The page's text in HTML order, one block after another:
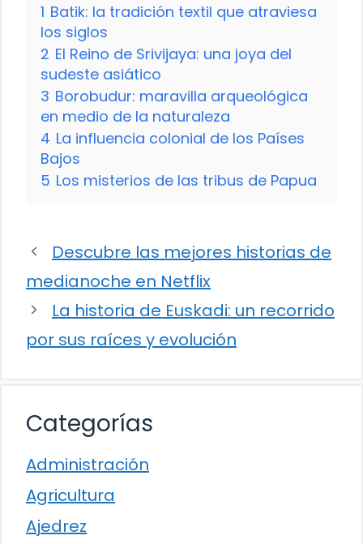
1 Batik: la tradición textil que atraviesa
los siglos
2 El Reino de Srivijaya: una joya del
sudeste asiático
3 Borobudur: maravilla arqueológica
en medio de la naturaleza
4 La influencia colonial de los Países
Bajos
5 Los misterios de las tribus de Papua
Descubre las mejores historias de
medianoche en Netflix
La historia de Euskadi: un recorrido
por sus raíces y evolución
Categorías
Administración
Agricultura
Ajedrez